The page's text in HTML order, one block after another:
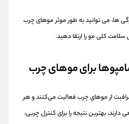
ها، می توانید به طور موثر موهای چرب
کلی مو را ارتقا دهید.
برای موهای چرب
از موهای چرب فعالیت می‌کنند و هر
بهترین نتیجه را برای کنترل چربی،